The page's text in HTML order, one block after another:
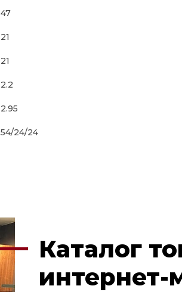
47
21
21
2.2
2.95
54/24/24
Каталог
интернет-